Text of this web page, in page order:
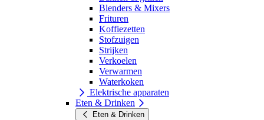
Blenders & Mixers
Frituren
Koffiezetten
Stofzuigen
Strijken
Verkoelen
Verwarmen
Waterkoken
Elektrische apparaten
Eten & Drinken
Eten & Drinken